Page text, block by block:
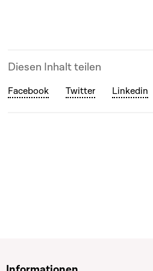
Diesen Inhalt teilen
Facebook Twitter Linkedin